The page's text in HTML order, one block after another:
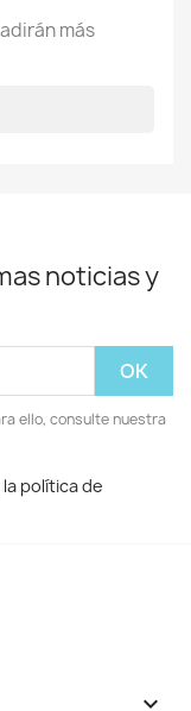
más
noticias y
ello, consulte nuestra
política de
